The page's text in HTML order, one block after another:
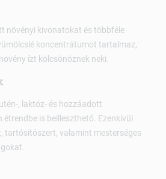
növényi kivonatokat és többféle
koncentrátumot tartalmaz,
ízt kölcsönöznek neki.
, laktóz- és hozzáadott
étrendbe is beilleszthető. Ezenkívül
tartósítószert, valamint mesterséges